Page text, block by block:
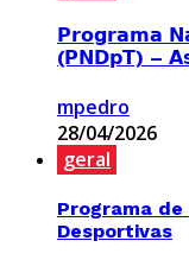
𝗣𝗿𝗼𝗴𝗿𝗮𝗺𝗮
(𝗣𝗡𝗗𝗽𝗧) –
mpedro
28/04/2026
geral
Programa
Desportivas